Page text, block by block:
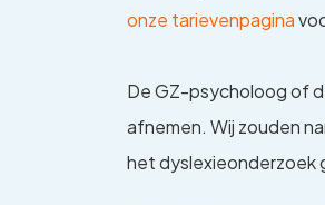
onze tarievenpagina
De GZ-psycholoog of
afnemen. Wij zouden
het dyslexieonderzoek